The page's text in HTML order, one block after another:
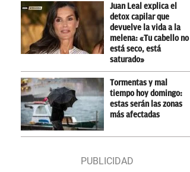
Juan Leal explica el
detox capilar que
devuelve la vida a la
melena: «Tu cabello no
está seco, está
saturado»
Tormentas y mal
tiempo hoy domingo:
estas serán las zonas
más afectadas